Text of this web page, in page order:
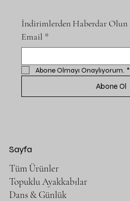
İndirimlerden Haberdar Olun
Email *
Abone Olmayı Onaylıyorum. *
Abone Ol
Sayfa
Tüm Ürünler
Topuklu Ayakkabılar
Dans & Günlük